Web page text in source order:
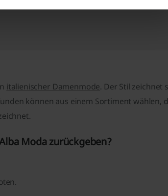
italienischer Damenmode. Der Stil zeichnet
können aus einem Sortiment wählen,
Moda zurückgeben?